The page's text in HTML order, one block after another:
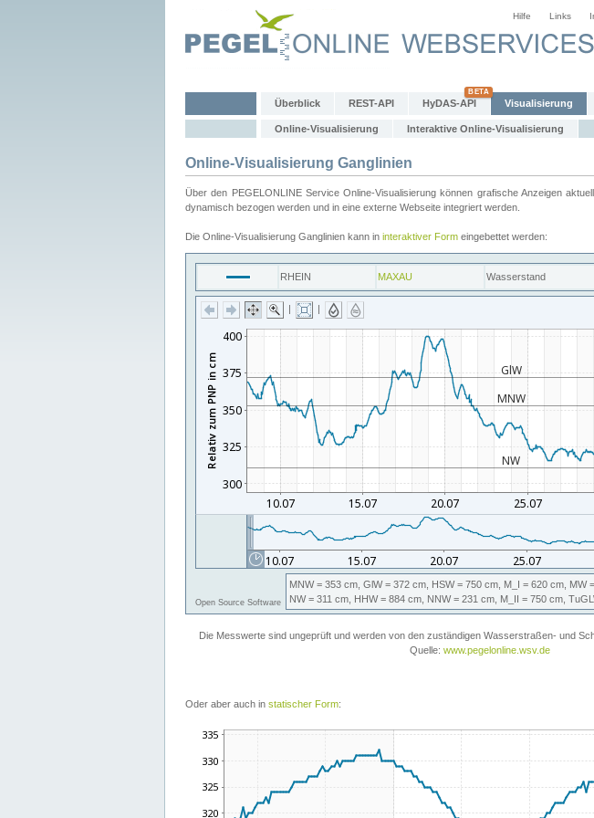
Hilfe Links
Überblick REST-API HyDAS-API Visualisierung
Online-Visualisierung Interaktive Online-Visualisierung
Online-Visualisierung Ganglinien
Über den PEGELONLINE Service Online-Visualisierung können grafische Anzeigen
dynamisch bezogen werden und in eine externe Webseite integriert werden.
Die Online-Visualisierung Ganglinien kann in interaktiver Form eingebettet werden:
Oder aber auch in statischer Form: